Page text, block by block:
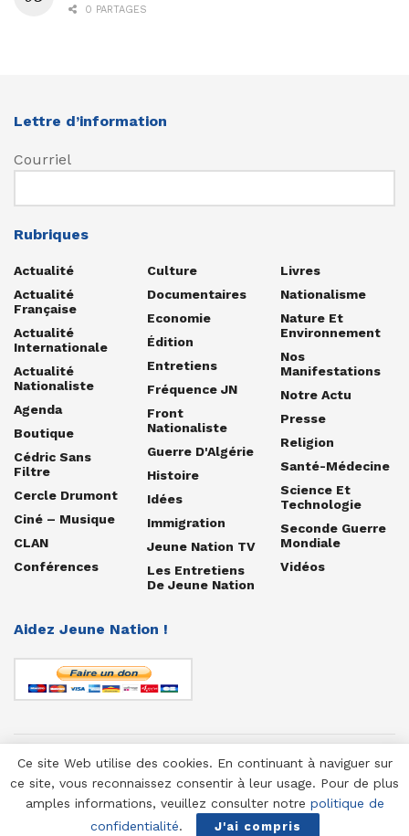
0 PARTAGES
Lettre d’information
Courriel
Rubriques
Actualité
Actualité
Française
Actualité
Internationale
Actualité
Nationaliste
Agenda
Boutique
Cédric Sans
Filtre
Cercle Drumont
Ciné – Musique
CLAN
Conférences
Culture
Documentaires
Economie
Édition
Entretiens
Fréquence JN
Front
Nationaliste
Guerre D'Algérie
Histoire
Idées
Immigration
Jeune Nation TV
Les Entretiens
De Jeune Nation
Livres
Nationalisme
Nature Et
Environnement
Nos
Manifestations
Notre Actu
Presse
Religion
Santé-Médecine
Science Et
Technologie
Seconde Guerre
Mondiale
Vidéos
Aidez Jeune Nation !
© 1958-2025 Jeune Nation
Ce site Web utilise des cookies. En continuant à naviguer sur
ce site, vous reconnaissez consentir à leur usage. Pour de plus
amples informations, veuillez consulter notre politique de
confidentialité. J'ai compris